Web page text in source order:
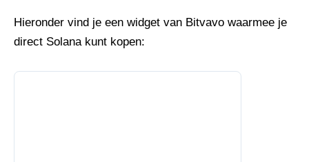
Hieronder vind je een widget van Bitvavo waarmee je
direct Solana kunt kopen: